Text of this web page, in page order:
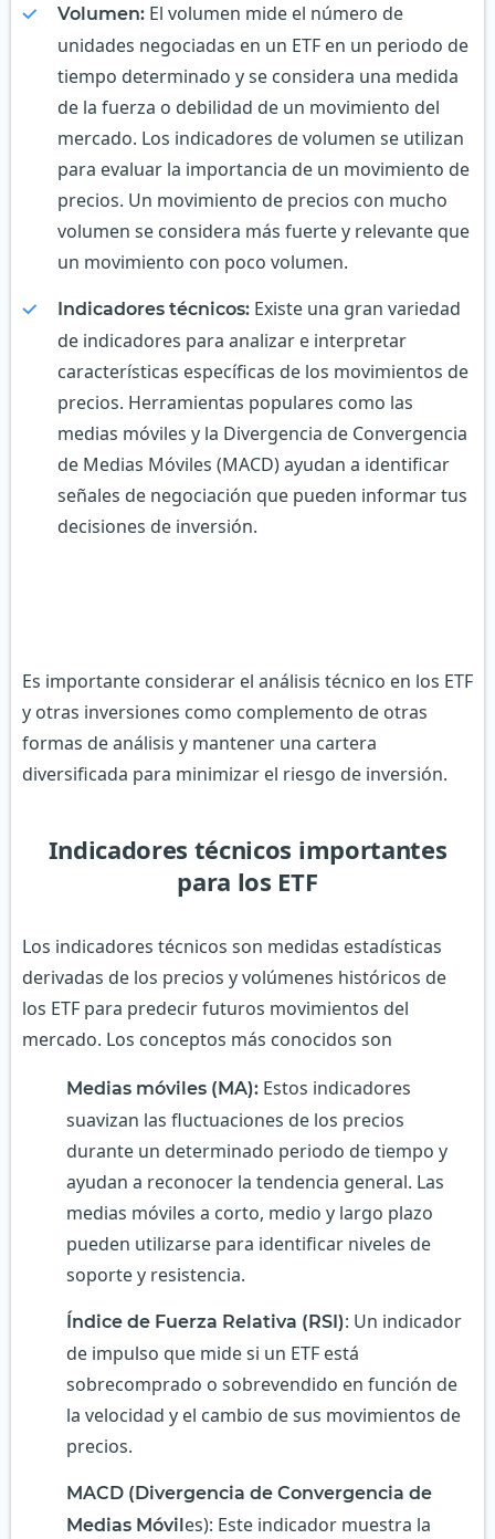
Volumen: El volumen mide el número de
unidades negociadas en un ETF en un periodo de
tiempo determinado y se considera una medida
de la fuerza o debilidad de un movimiento del
mercado. Los indicadores de volumen se utilizan
para evaluar la importancia de un movimiento de
precios. Un movimiento de precios con mucho
volumen se considera más fuerte y relevante que
un movimiento con poco volumen.
Indicadores técnicos: Existe una gran variedad
de indicadores para analizar e interpretar
características específicas de los movimientos de
precios. Herramientas populares como las
medias móviles y la Divergencia de Convergencia
de Medias Móviles (MACD) ayudan a identificar
señales de negociación que pueden informar tus
decisiones de inversión.
Es importante considerar el análisis técnico en los ETF
y otras inversiones como complemento de otras
formas de análisis y mantener una cartera
diversificada para minimizar el riesgo de inversión.
Indicadores técnicos importantes
para los ETF
Los indicadores técnicos son medidas estadísticas
derivadas de los precios y volúmenes históricos de
los ETF para predecir futuros movimientos del
mercado. Los conceptos más conocidos son
Medias móviles (MA): Estos indicadores
suavizan las fluctuaciones de los precios
durante un determinado periodo de tiempo y
ayudan a reconocer la tendencia general. Las
medias móviles a corto, medio y largo plazo
pueden utilizarse para identificar niveles de
soporte y resistencia.
Índice de Fuerza Relativa (RSI): Un indicador
de impulso que mide si un ETF está
sobrecomprado o sobrevendido en función de
la velocidad y el cambio de sus movimientos de
precios.
MACD (Divergencia de Convergencia de
Medias Móvil es): Este indicador muestra la